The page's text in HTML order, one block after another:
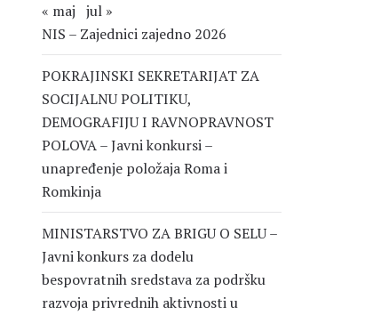
« maj jul »
NIS – Zajednici zajedno 2026
POKRAJINSKI SEKRETARIJAT ZA
SOCIJALNU POLITIKU,
DEMOGRAFIJU I RAVNOPRAVNOST
POLOVA – Javni konkursi –
unapređenje položaja Roma i
Romkinja
MINISTARSTVO ZA BRIGU O SELU –
Javni konkurs za dodelu
bespovratnih sredstava za podršku
razvoja privrednih aktivnosti u